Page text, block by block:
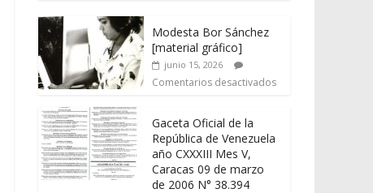
Modesta Bor Sánchez
[material gráfico]
junio 15, 2026
Comentarios desactivados
Gaceta Oficial de la
República de Venezuela
año CXXXIII Mes V,
Caracas 09 de marzo
de 2006 N° 38.394